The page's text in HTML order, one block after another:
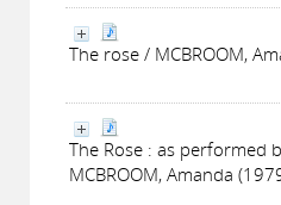
The rose / MCBROOM,
The Rose : as performed
MCBROOM, Amanda